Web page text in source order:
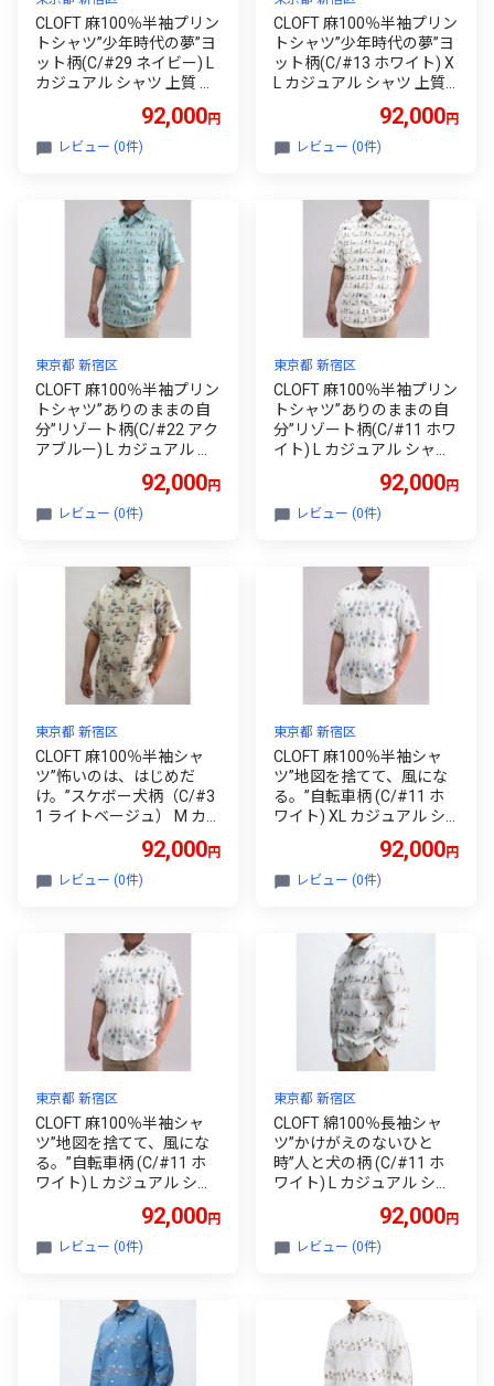
CLOFT 麻100％半袖プリン
トシャツ”少年時代の夢”ヨ
ット柄(C/#29 ネイビー) L
カジュアル シャツ 上質 フ
製 ギフト 新宿 0139-038-S
08-5
92,000円
レビュー (0件)
CLOFT 麻100％半袖プリン
トシャツ”少年時代の夢”ヨ
ット柄(C/#13 ホワイト) X
L カジュアル シャツ 上質
本製 ギフト 新宿 0139-038
-S08-3
92,000円
レビュー (0件)
東京都 新宿区
CLOFT 麻100％半袖プリン
トシャツ”ありのままの自
分”リゾート柄(C/#22 アク
アブルー) L カジュアル シ
パレル 日本製 ギフト 新宿
0139-037-S08-5
92,000円
レビュー (0件)
東京都 新宿区
CLOFT 麻100％半袖プリン
トシャツ”ありのままの自
分”リゾート柄(C/#11 ホワ
イト) L カジュアル シャツ
ル 日本製 ギフト 新宿 013
9-037-S08-2
92,000円
レビュー (0件)
東京都 新宿区
CLOFT 麻100％半袖シャ
ツ”怖いのは、はじめだ
け。”スケボー犬柄（C/#3
1 ライトベージュ） M カ
ッション アパレル 日本製
ギフト 新宿 0139-036-S08
92,000円
レビュー (0件)
東京都 新宿区
CLOFT 麻100％半袖シャ
ツ”地図を捨てて、風にな
る。”自転車柄 (C/#11 ホ
ワイト) XL カジュアル シ
パレル 日本製 ギフト 新宿
0139-035-S08-3
92,000円
レビュー (0件)
東京都 新宿区
CLOFT 麻100％半袖シャ
ツ”地図を捨てて、風にな
る。”自転車柄 (C/#11 ホ
ワイト) L カジュアル シャ
レル 日本製 ギフト 新宿 01
39-035-S08-2
92,000円
レビュー (0件)
東京都 新宿区
CLOFT 綿100％長袖シャ
ツ”かけがえのないひと
時”人と犬の柄 (C/#11 ホ
ワイト) L カジュアル シャ
レル 日本製 ギフト 新宿 01
39-034-S08-2
92,000円
レビュー (0件)